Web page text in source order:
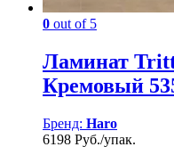
0 out of 5
Ламинат
Кремовый
Бренд: Haro
6198 Руб./упак.